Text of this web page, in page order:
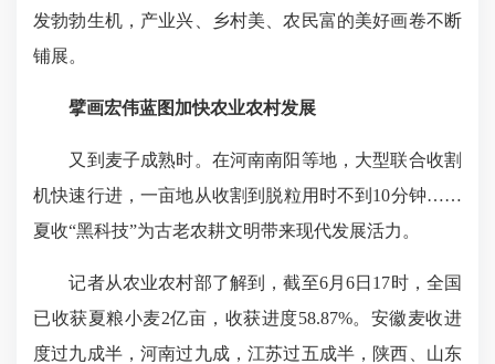
发勃勃生机，产业兴、乡村美、农民富的美好画卷不断
铺展。
擘画宏伟蓝图加快农业农村发展
又到麦子成熟时。在河南南阳等地，大型联合收割
机快速行进，一亩地从收割到脱粒用时不到10分钟……
夏收“黑科技”为古老农耕文明带来现代发展活力。
记者从农业农村部了解到，截至6月6日17时，全国
已收获夏粮小麦2亿亩，收获进度58.87%。安徽麦收进
度过九成半，河南过九成，江苏过五成半，陕西、山东